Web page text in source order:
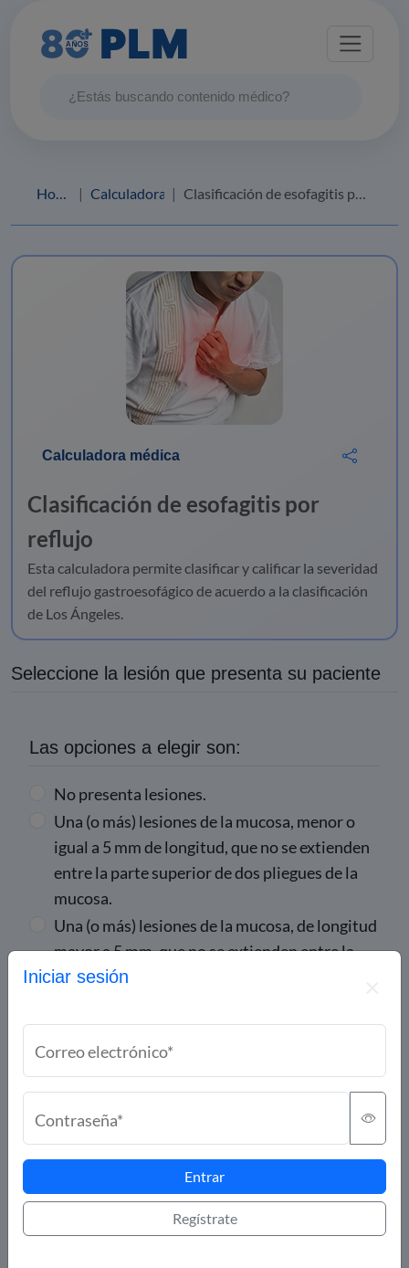
Home Calculadoras Clasificación de esofagitis por reflujo
Calculadora médica
Clasificación de esofagitis por
reflujo
Esta calculadora permite clasificar y calificar la severidad
del reflujo gastroesofágico de acuerdo a la clasificación
de Los Ángeles.
Seleccione la lesión que presenta su paciente
Las opciones a elegir son:
No presenta lesiones.
Una (o más) lesiones de la mucosa, menor o
igual a 5 mm de longitud, que no se extienden
entre la parte superior de dos pliegues de la
mucosa.
Una (o más) lesiones de la mucosa, de longitud
mayor a 5 mm, que no se extienden entre la
parte superior de dos pliegues de la mucosa.
extienden más allá de la parte superior de dos
pliegues de la mucosa, pero que afectan
menos del 75% de la circunferencia del
al menos un 75% de la circunferencia
Iniciar sesión
Correo electrónico*
Contraseña*
Entrar
Regístrate